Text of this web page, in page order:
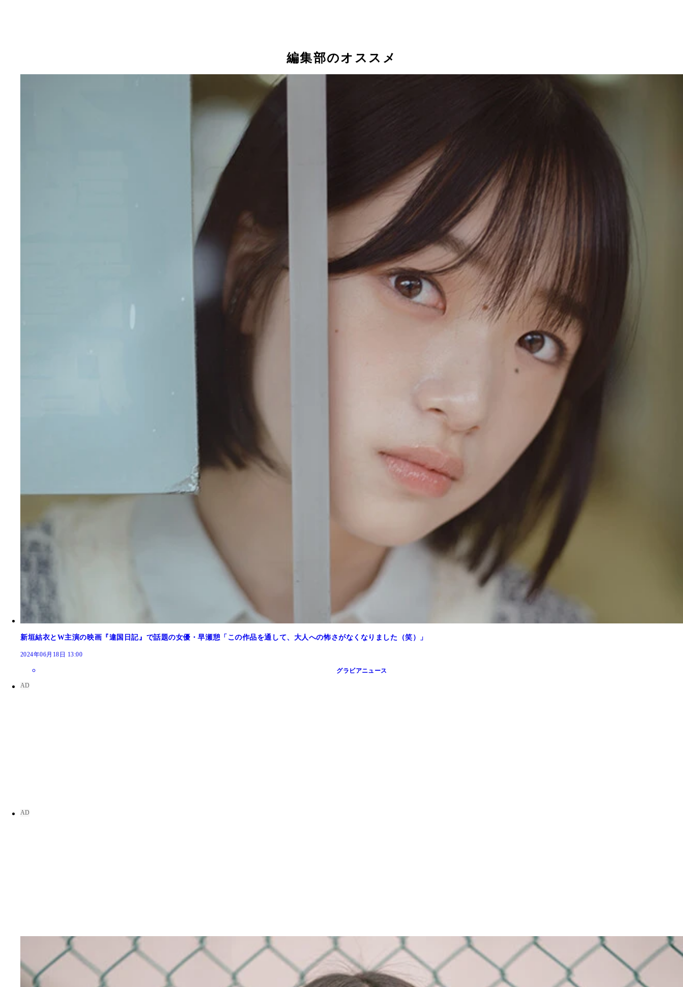
編集部のオススメ
新垣結衣とW主演の映画『違国日記』で話題の女優・早瀬憩「この作品を通して、大人への怖さがなくなりました（笑）」
2024年06月18日 13:00
グラビアニュース